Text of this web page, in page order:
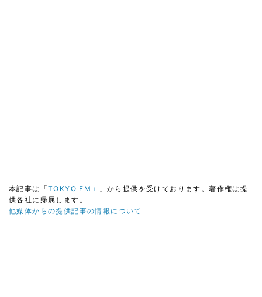
本記事は「TOKYO FM＋ 」から提供を受けております。著作権は提
供各社に帰属します。
他媒体からの提供記事の情報について